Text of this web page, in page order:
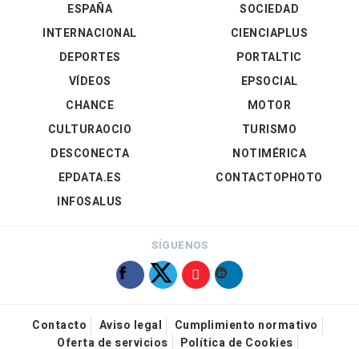
ESPAÑA
INTERNACIONAL
DEPORTES
VÍDEOS
SOCIEDAD
CIENCIAPLUS
PORTALTIC
EPSOCIAL
CHANCE
CULTURAOCIO
DESCONECTA
EPDATA.ES
INFOSALUS
MOTOR
TURISMO
NOTIMÉRICA
CONTACTOPHOTO
SÍGUENOS
Contacto Aviso legal
Cumplimiento normativo
Oferta de servicios
Política de Cookies